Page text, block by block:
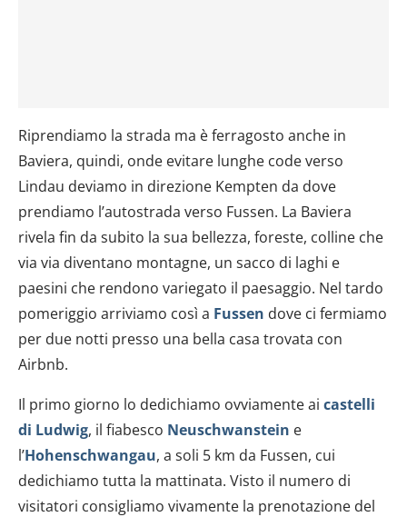
Riprendiamo la strada ma è ferragosto anche in
Baviera, quindi, onde evitare lunghe code verso
Lindau deviamo in direzione Kempten da dove
prendiamo l’autostrada verso Fussen. La Baviera
rivela fin da subito la sua bellezza, foreste, colline che
via via diventano montagne, un sacco di laghi e
paesini che rendono variegato il paesaggio. Nel tardo
pomeriggio arriviamo così a Fussen dove ci fermiamo
per due notti presso una bella casa trovata con
Airbnb.
Il primo giorno lo dedichiamo ovviamente ai castelli
di Ludwig, il fiabesco Neuschwanstein e
l’Hohenschwangau, a soli 5 km da Fussen, cui
dedichiamo tutta la mattinata. Visto il numero di
visitatori consigliamo vivamente la prenotazione del